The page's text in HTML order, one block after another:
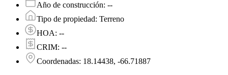
Año de construcción: --
Tipo de propiedad: Terreno
HOA: --
CRIM: --
Coordenadas: 18.14438, -66.71887